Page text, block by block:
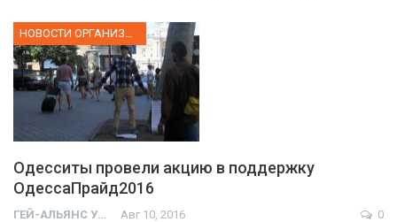
НОВОСТИ ОРГАНИЗАЦИИ
Одесситы провели акцию в поддержку
ОдессаПрайд2016
ГЕЙ-АЛЬЯНС УКРАИНА Авг 10, 2016
0